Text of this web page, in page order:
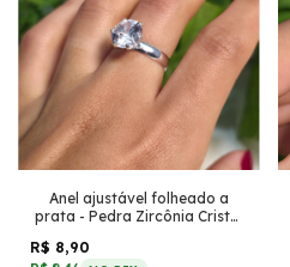
Anel ajustável folheado a
prata - Pedra Zircônia Cristal
R$ 8,90